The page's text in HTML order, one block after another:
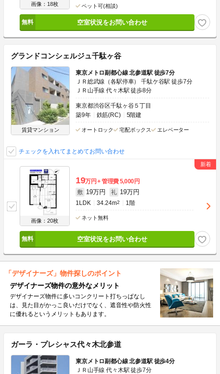
画像：18枚 ペット可(相談)
空室状況をお問い合わせ
グランドコンシェルジュ千駄ヶ谷
賃貸マンション
東京メトロ副都心線 北参道駅 徒歩7分
ＪＲ総武線（各駅停車） 千駄ケ谷駅 徒歩7分
ＪＲ山手線 代々木駅 徒歩8分
東京都渋谷区千駄ヶ谷５丁目
築9年
鉄筋(RC) 5階建
オートロック 宅配ボックス エレベーター
チェックを入れてまとめてお問い合わせ
画像：20枚
19万円 管理費5,000円
敷 19万円 礼 19万円
1LDK 34.24m2 1階
ネット無料
空室状況をお問い合わせ
「デザイナーズ」物件探しのポイント
デザイナーズ物件の意外なメリット
デザイナーズ物件に多いコンクリート打ちっぱなし
は、見た目がかっこ良いだけでなく、遮音性や防火性
に優れるというメリットもあります。
ガーラ・プレシャス代々木北参道
東京メトロ副都心線 北参道駅 徒歩4分
ＪＲ山手線 代々木駅 徒歩7分